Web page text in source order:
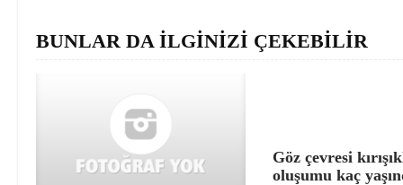
BUNLAR DA İLGİNİZİ ÇEKEBİLİR
Göz çevresi
oluşumu kaç